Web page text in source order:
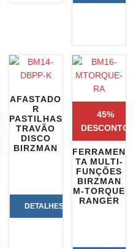
AFASTADO
R
PASTILHAS
TRAVÃO
DISCO
BIRZMAN
DETALHES
45%
DESCONTO
FERRAMEN
TA MULTI-
FUNÇÕES
BIRZMAN
M-TORQUE
RANGER